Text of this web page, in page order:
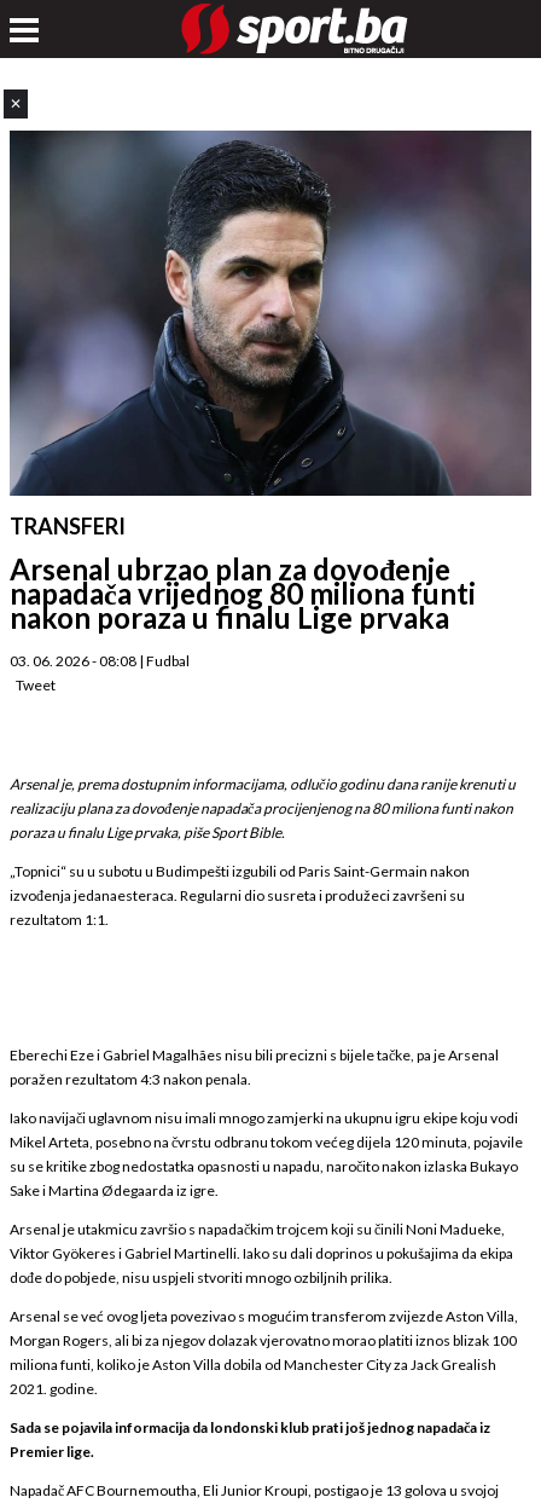
✕
TRANSFERI
Arsenal ubrzao plan za dovođenje
napadača vrijednog 80 miliona funti
nakon poraza u finalu Lige prvaka
03. 06. 2026 - 08:08 | Fudbal
Tweet
Arsenal je, prema dostupnim informacijama, odlučio godinu dana ranije krenuti u
realizaciju plana za dovođenje napadača procijenjenog na 80 miliona funti nakon
poraza u finalu Lige prvaka, piše Sport Bible.
„Topnici“ su u subotu u Budimpešti izgubili od Paris Saint-Germain nakon
izvođenja jedanaesteraca. Regularni dio susreta i produžeci završeni su
rezultatom 1:1.
Eberechi Eze i Gabriel Magalhães nisu bili precizni s bijele tačke, pa je Arsenal
poražen rezultatom 4:3 nakon penala.
Iako navijači uglavnom nisu imali mnogo zamjerki na ukupnu igru ekipe koju vodi
Mikel Arteta, posebno na čvrstu odbranu tokom većeg dijela 120 minuta, pojavile
su se kritike zbog nedostatka opasnosti u napadu, naročito nakon izlaska Bukayo
Sake i Martina Ødegaarda iz igre.
Arsenal je utakmicu završio s napadačkim trojcem koji su činili Noni Madueke,
Viktor Gyökeres i Gabriel Martinelli. Iako su dali doprinos u pokušajima da ekipa
dođe do pobjede, nisu uspjeli stvoriti mnogo ozbiljnih prilika.
Arsenal se već ovog ljeta povezivao s mogućim transferom zvijezde Aston Villa,
Morgan Rogers, ali bi za njegov dolazak vjerovatno morao platiti iznos blizak 100
miliona funti, koliko je Aston Villa dobila od Manchester City za Jack Grealish
2021. godine.
Sada se pojavila informacija da londonski klub prati još jednog napadača iz
Premier lige.
Napadač AFC Bournemoutha, Eli Junior Kroupi, postigao je 13 golova u svojoj